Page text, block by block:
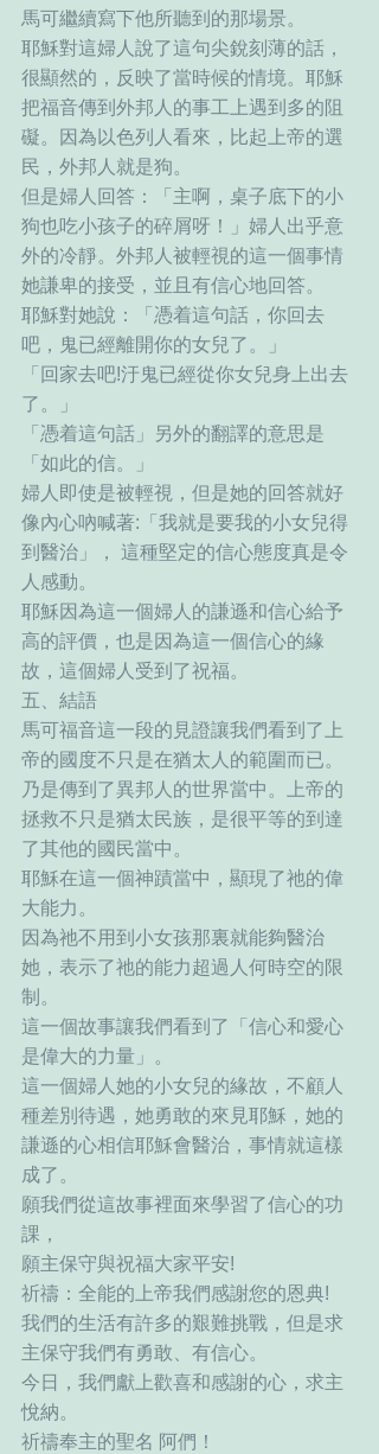
馬可繼續寫下他所聽到的那場景。
耶穌對這婦人說了這句尖銳刻薄的話，
很顯然的，反映了當時候的情境。耶穌
把福音傳到外邦人的事工上遇到多的阻
礙。因為以色列人看來，比起上帝的選
民，外邦人就是狗。
但是婦人回答：「主啊，桌子底下的小
狗也吃小孩子的碎屑呀！」婦人出乎意
外的冷靜。外邦人被輕視的這一個事情
她謙卑的接受，並且有信心地回答。
耶穌對她說：「憑着這句話，你回去
吧，鬼已經離開你的女兒了。」
「回家去吧!汙鬼已經從你女兒身上出去
了。」
「憑着這句話」另外的翻譯的意思是
「如此的信。」
婦人即使是被輕視，但是她的回答就好
像內心吶喊著:「我就是要我的小女兒得
到醫治」， 這種堅定的信心態度真是令
人感動。
耶穌因為這一個婦人的謙遜和信心給予
高的評價，也是因為這一個信心的緣
故，這個婦人受到了祝福。
五、結語
馬可福音這一段的見證讓我們看到了上
帝的國度不只是在猶太人的範圍而已。
乃是傳到了異邦人的世界當中。上帝的
拯救不只是猶太民族，是很平等的到達
了其他的國民當中。
耶穌在這一個神蹟當中，顯現了祂的偉
大能力。
因為祂不用到小女孩那裏就能夠醫治
她，表示了祂的能力超過人何時空的限
制。
這一個故事讓我們看到了「信心和愛心
是偉大的力量」。
這一個婦人她的小女兒的緣故，不顧人
種差別待遇，她勇敢的來見耶穌，她的
謙遜的心相信耶穌會醫治，事情就這樣
成了。
願我們從這故事裡面來學習了信心的功
課，
願主保守與祝福大家平安!
祈禱：全能的上帝我們感謝您的恩典!
我們的生活有許多的艱難挑戰，但是求
主保守我們有勇敢、有信心。
今日，我們獻上歡喜和感謝的心，求主
悅納。
祈禱奉主的聖名 阿們！